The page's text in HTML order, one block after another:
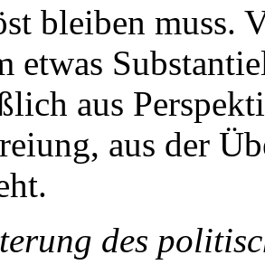
bleiben muss.
etwas
aus
aus der
des